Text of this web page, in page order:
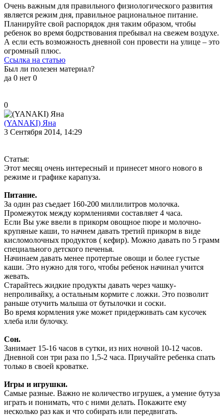
Очень важным для правильного физиологического развития
является режим дня, правильное рациональное питание.
Планируйте свой распорядок дня таким образом, чтобы
ребенок во время бодрствования пребывал на свежем воздухе.
А если есть возможность дневной сон провести на улице – это
огромный плюс.
Ссылка на статью
Был ли полезен материал?
да 0 нет 0
0
(YANAKI) Яна
3 Сентября 2014, 14:29
Статья:
Этот месяц очень интересный и принесет много нового в
режиме и графике карапуза.
Питание.
За один раз съедает 160-200 миллилитров молочка.
Промежуток между кормлениями составляет 4 часа.
Если Вы уже ввели в прикорм овощное пюре и молочно-
крупяные каши, то начнем давать третий прикорм в виде
кисломолочных продуктов ( кефир). Можно давать по 5 грамм
специального детского печенья.
Начинаем давать менее протертые овощи и более густые
каши. Это нужно для того, чтобы ребенок начинал учится
жевать.
Старайтесь жидкие продукты давать через чашку-
непроливайку, а остальным кормите с ложки. Это позволит
раньше отучить малыша от бутылочки и соски.
Во время кормления уже может придерживать сам кусочек
хлеба или булочку.
Сон.
Занимает 15-16 часов в сутки, из них ночной 10-12 часов.
Дневной сон три раза по 1,5-2 часа. Приучайте ребенка спать
только в своей кроватке.
Игры и игрушки.
Самые разные. Важно не количество игрушек, а умение бутуза
играть и понимать, что с ними делать. Покажите ему
несколько раз как и что собирать или передвигать.